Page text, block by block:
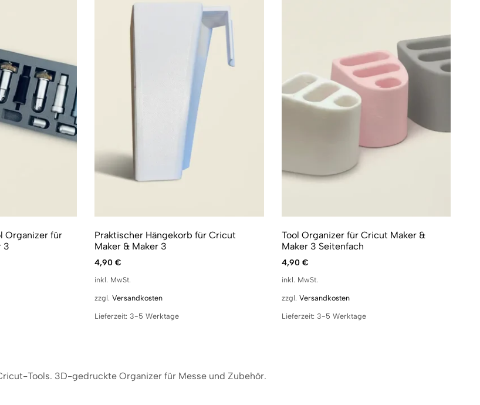
Organizer für
3
Praktischer Hängekorb für Cricut
Maker & Maker 3
4,90 €
inkl. MwSt.
zzgl. Versandkosten
Lieferzeit: 3-5 Werktage
Tool Organizer für Cricut Maker &
Maker 3 Seitenfach
4,90 €
inkl. MwSt.
zzgl. Versandkosten
Lieferzeit: 3-5 Werktage
Tools. 3D-gedruckte Organizer für Messe und Zubehör.